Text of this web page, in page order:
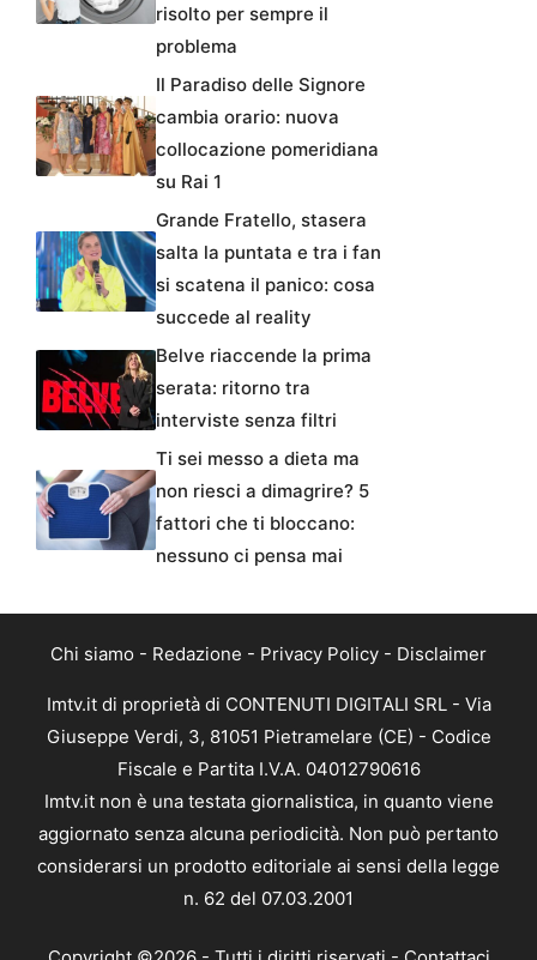
risolto per sempre il
problema
Il Paradiso delle Signore
cambia orario: nuova
collocazione pomeridiana
su Rai 1
Grande Fratello, stasera
salta la puntata e tra i fan
si scatena il panico: cosa
succede al reality
Belve riaccende la prima
serata: ritorno tra
interviste senza filtri
Ti sei messo a dieta ma
non riesci a dimagrire? 5
fattori che ti bloccano:
nessuno ci pensa mai
Chi siamo - Redazione - Privacy Policy - Disclaimer
Imtv.it di proprietà di CONTENUTI DIGITALI SRL - Via
Giuseppe Verdi, 3, 81051 Pietramelare (CE) - Codice
Fiscale e Partita I.V.A. 04012790616
Imtv.it non è una testata giornalistica, in quanto viene
aggiornato senza alcuna periodicità. Non può pertanto
considerarsi un prodotto editoriale ai sensi della legge
n. 62 del 07.03.2001